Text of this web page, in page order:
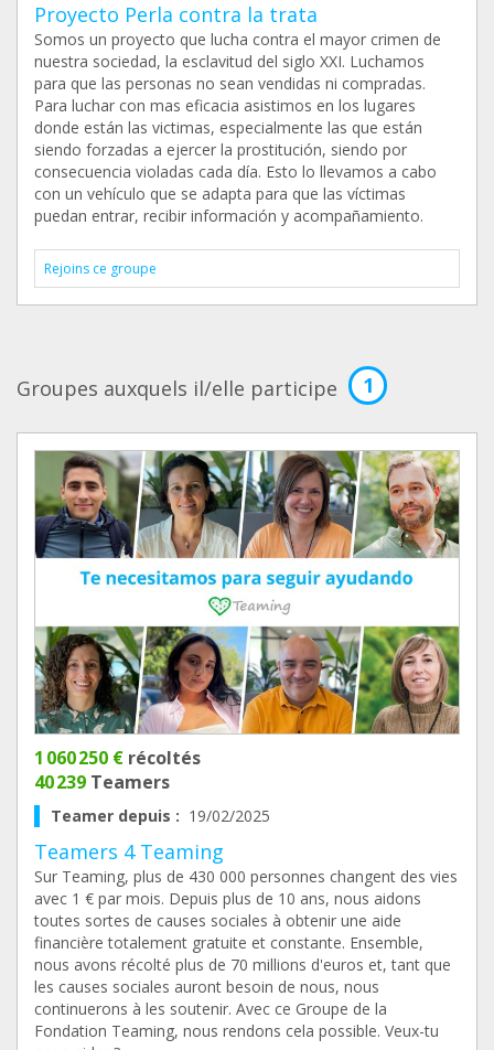
Proyecto Perla contra la trata
Somos un proyecto que lucha contra el mayor crimen de
nuestra sociedad, la esclavitud del siglo XXI. Luchamos
para que las personas no sean vendidas ni compradas.
Para luchar con mas eficacia asistimos en los lugares
donde están las victimas, especialmente las que están
siendo forzadas a ejercer la prostitución, siendo por
consecuencia violadas cada día. Esto lo llevamos a cabo
con un vehículo que se adapta para que las víctimas
puedan entrar, recibir información y acompañamiento.
Rejoins ce groupe
Groupes auxquels il/elle participe 1
1 060 250 € récoltés
40 239 Teamers
Teamer depuis : 19/02/2025
Teamers 4 Teaming
Sur Teaming, plus de 430 000 personnes changent des vies
avec 1 € par mois. Depuis plus de 10 ans, nous aidons
toutes sortes de causes sociales à obtenir une aide
financière totalement gratuite et constante. Ensemble,
nous avons récolté plus de 70 millions d'euros et, tant que
les causes sociales auront besoin de nous, nous
continuerons à les soutenir. Avec ce Groupe de la
Fondation Teaming, nous rendons cela possible. Veux-tu